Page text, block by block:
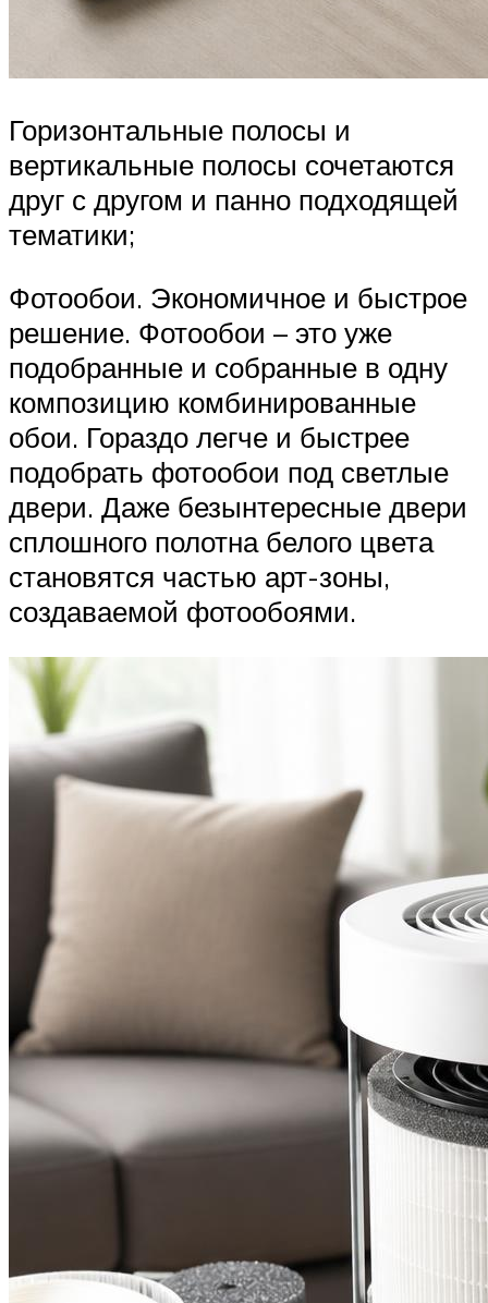
Горизонтальные полосы и
вертикальные полосы сочетаются
друг с другом и панно подходящей
тематики;
Фотообои. Экономичное и быстрое
решение. Фотообои – это уже
подобранные и собранные в одну
композицию комбинированные
обои. Гораздо легче и быстрее
подобрать фотообои под светлые
двери. Даже безынтересные двери
сплошного полотна белого цвета
становятся частью арт-зоны,
создаваемой фотообоями.